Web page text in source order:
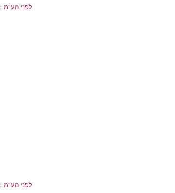
לפני מע"מ : 58.97 ₪
לפני מע"מ : 72.65 ₪